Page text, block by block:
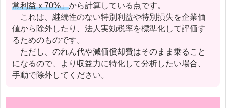
常利益ｘ70%」から計算している点です。
これは、継続性のない特別利益や特別損失を企業価
値から除外したり、法人実効税率を標準化して評価す
るためのものです。
ただし、のれん代や減価償却費はそのまま乗ること
になるので、より収益力に特化して分析したい場合、
手動で除外してください。